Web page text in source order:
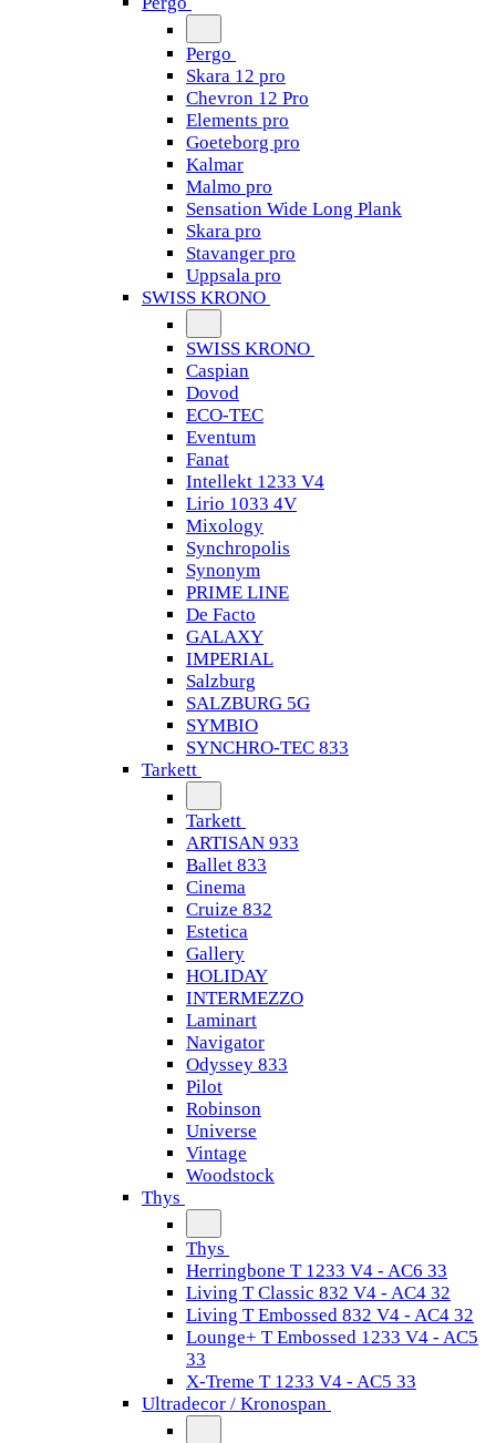
Pergo
Skara 12 pro
Chevron 12 Pro
Elements pro
Goeteborg pro
Kalmar
Malmo pro
Sensation Wide Long Plank
Skara pro
Stavanger pro
Uppsala pro
SWISS KRONO
SWISS KRONO
Caspian
Dovod
ECO-TEC
Eventum
Fanat
Intellekt 1233 V4
Lirio 1033 4V
Mixology
Synchropolis
Synonym
PRIME LINE
De Facto
GALAXY
IMPERIAL
Salzburg
SALZBURG 5G
SYMBIO
SYNCHRO-TEC 833
Tarkett
Tarkett
ARTISAN 933
Ballet 833
Cinema
Cruize 832
Estetica
Gallery
HOLIDAY
INTERMEZZO
Laminart
Navigator
Odyssey 833
Pilot
Robinson
Universe
Vintage
Woodstock
Thys
Thys
Herringbone T 1233 V4 - AC6 33
Living T Classic 832 V4 - AC4 32
Living T Embossed 832 V4 - AC4 32
Lounge+ T Embossed 1233 V4 - AC5
33
X-Treme T 1233 V4 - AC5 33
Ultradecor / Kronospan